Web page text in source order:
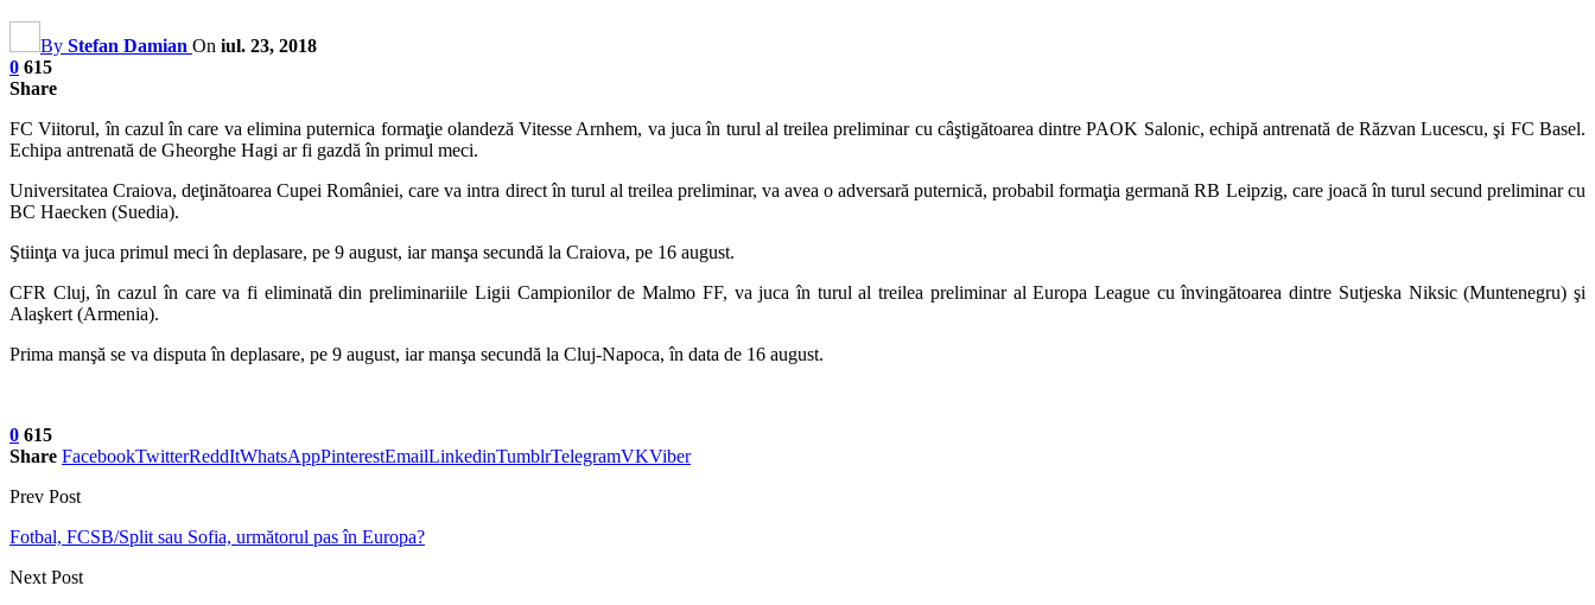
By Stefan Damian On iul. 23, 2018
0 615
Share
FC Viitorul, în cazul în care va elimina puternica formaţie olandeză Vitesse Arnhem, va juca în turul al treilea preliminar cu câştigătoarea dintre PAOK Salonic, echipă antrenată de Răzvan Lucescu, şi FC Basel.
Echipa antrenată de Gheorghe Hagi ar fi gazdă în primul meci.
Universitatea Craiova, deţinătoarea Cupei României, care va intra direct în turul al treilea preliminar, va avea o adversară puternică, probabil formaţia germană RB Leipzig, care joacă în turul secund preliminar cu
BC Haecken (Suedia).
Ştiinţa va juca primul meci în deplasare, pe 9 august, iar manşa secundă la Craiova, pe 16 august.
CFR Cluj, în cazul în care va fi eliminată din preliminariile Ligii Campionilor de Malmo FF, va juca în turul al treilea preliminar al Europa League cu învingătoarea dintre Sutjeska Niksic (Muntenegru) şi
Alaşkert (Armenia).
Prima manşă se va disputa în deplasare, pe 9 august, iar manşa secundă la Cluj-Napoca, în data de 16 august.
0 615
Share FacebookTwitterReddItWhatsAppPinterestEmailLinkedinTumblrTelegramVKViber
Prev Post
Fotbal, FCSB/Split sau Sofia, următorul pas în Europa?
Next Post